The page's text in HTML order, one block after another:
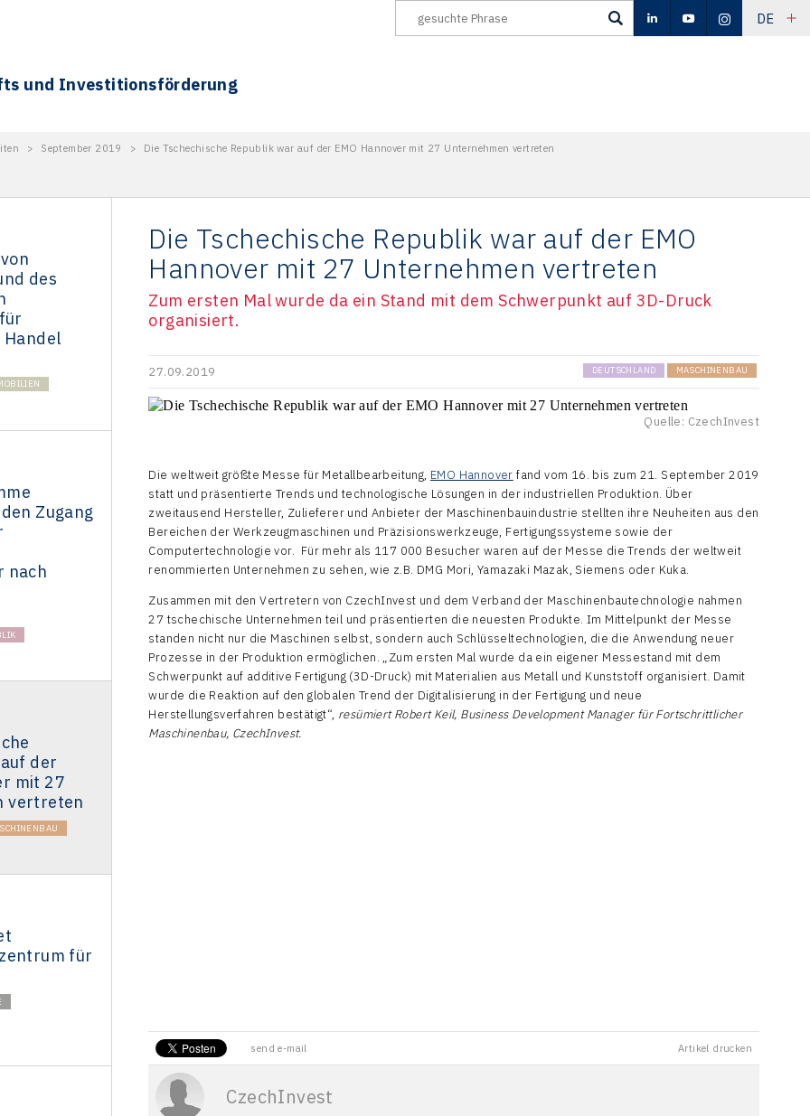
DE
und Investitionsförderung
> September 2019 > Die Tschechische Republik war auf der EMO Hannover mit 27 Unternehmen vertreten
des
Zugang
nach
der
mit 27
vertreten
für
Die Tschechische Republik war auf der EMO
Hannover mit 27 Unternehmen vertreten
Zum ersten Mal wurde da ein Stand mit dem Schwerpunkt auf 3D-Druck
organisiert.
27.09.2019 DEUTSCHLAND MASCHINENBAU
Quelle: CzechInvest
Die weltweit größte Messe für Metallbearbeitung, EMO Hannover fand vom 16. bis zum 21. September 2019
statt und präsentierte Trends und technologische Lösungen in der industriellen Produktion. Über
zweitausend Hersteller, Zulieferer und Anbieter der Maschinenbauindustrie stellten ihre Neuheiten aus den
Bereichen der Werkzeugmaschinen und Präzisionswerkzeuge, Fertigungssysteme sowie der
Computertechnologie vor. Für mehr als 117 000 Besucher waren auf der Messe die Trends der weltweit
renommierten Unternehmen zu sehen, wie z.B. DMG Mori, Yamazaki Mazak, Siemens oder Kuka.
Zusammen mit den Vertretern von CzechInvest und dem Verband der Maschinenbautechnologie nahmen
27 tschechische Unternehmen teil und präsentierten die neuesten Produkte. Im Mittelpunkt der Messe
standen nicht nur die Maschinen selbst, sondern auch Schlüsseltechnologien, die die Anwendung neuer
Prozesse in der Produktion ermöglichen. „Zum ersten Mal wurde da ein eigener Messestand mit dem
Schwerpunkt auf additive Fertigung (3D-Druck) mit Materialien aus Metall und Kunststoff organisiert. Damit
wurde die Reaktion auf den globalen Trend der Digitalisierung in der Fertigung und neue
Herstellungsverfahren bestätigt“, resümiert Robert Keil, Business Development Manager für Fortschrittlicher
Maschinenbau, CzechInvest.
send e-mail Artikel drucken
CzechInvest